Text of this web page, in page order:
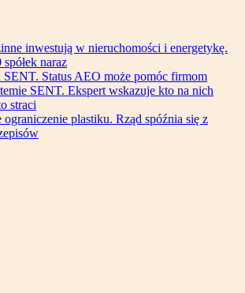
inwestują w nieruchomości i energetykę.
naraz
SENT. Status AEO może pomóc firmom
SENT. Ekspert wskazuje kto na nich
straci
ograniczenie plastiku. Rząd spóźnia się z